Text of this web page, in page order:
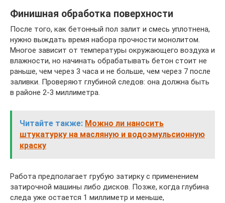
Финишная обработка поверхности
После того, как бетонный пол залит и смесь уплотнена,
нужно выждать время набора прочности монолитом.
Многое зависит от температуры окружающего воздуха и
влажности, но начинать обрабатывать бетон стоит не
раньше, чем через 3 часа и не больше, чем через 7 после
заливки. Проверяют глубиной следов: она должна быть
в районе 2-3 миллиметра.
Читайте также: Можно ли наносить
штукатурку на масляную и водоэмульсионную
краску
Работа предполагает грубую затирку с применением
затирочной машины либо дисков. Позже, когда глубина
следа уже остается 1 миллиметр и меньше,